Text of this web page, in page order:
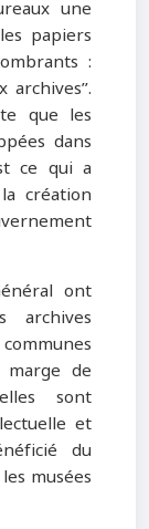
une
papiers
:
que les
dans
ce qui a
création
ont
archives
de
sont
et
du
musées